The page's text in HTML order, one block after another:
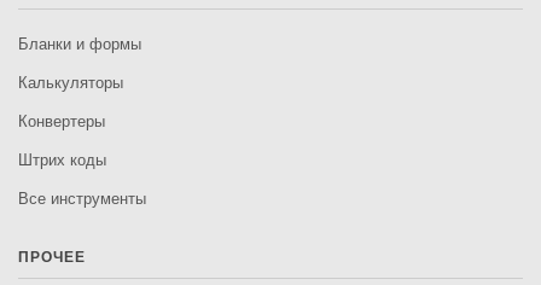
Бланки и формы
Калькуляторы
Конвертеры
Штрих коды
Все инструменты
ПРОЧЕЕ